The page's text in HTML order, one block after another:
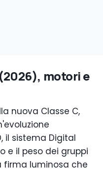
motori e
nuova Classe C,
il sistema Digital
e il peso dei gruppi
firma luminosa che